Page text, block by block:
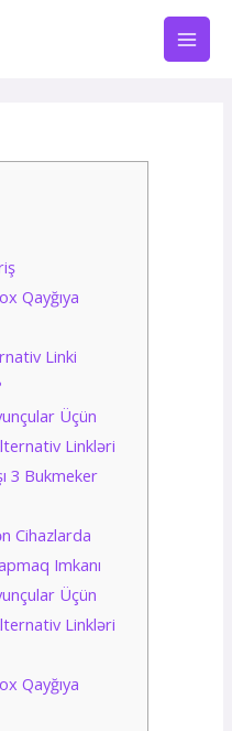
Main
Qayğıya
Linki
Üçün
Linkləri
3 Bukmеkеr
Сihаzlаrdа
Imkаnı
Üçün
Linkləri
Qayğıya